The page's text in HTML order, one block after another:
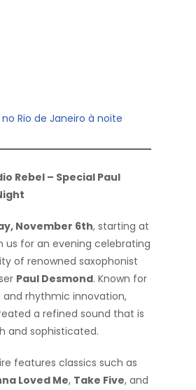
Rio de Janeiro à noite
Rebel – Special Paul
November 6th, starting at
us for an evening celebrating
of renowned saxophonist
Paul Desmond. Known for
and rhythmic innovation,
a refined sound that is
and sophisticated.
features classics such as
Loved Me, Take Five, and